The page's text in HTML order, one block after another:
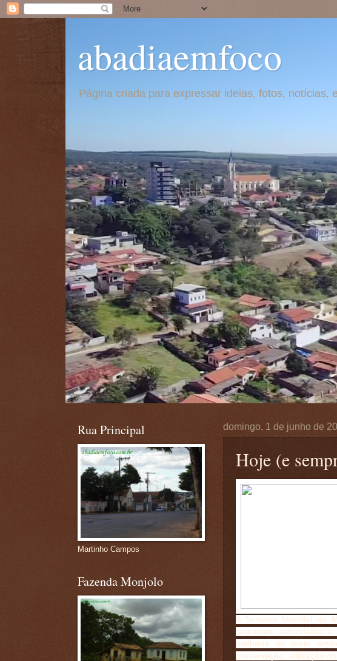
abadiaemfoco
Página criada para expressar ideias, fotos, notícias,
domingo, 1 de junho de
Hoje (e
A Semana Mundial do
seguintes, autoridades
melhoria do meio
preservação, utilização
Rua Principal
Martinho Campos
Fazenda Monjolo